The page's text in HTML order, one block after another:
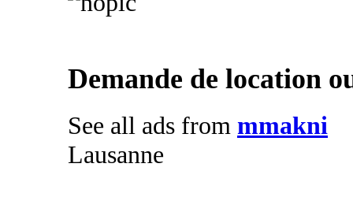
Demande de location
See all ads from mmakni
Lausanne